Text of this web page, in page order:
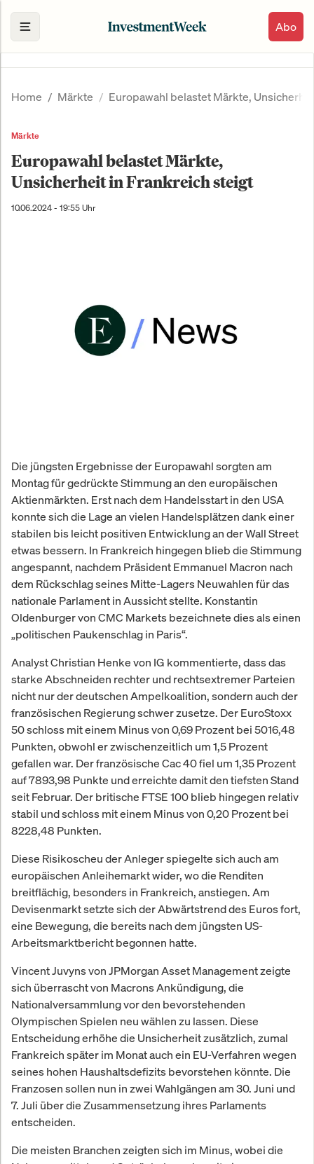
Abo
Home Märkte Europawahl belastet Märkte,
Märkte
Europawahl belastet Märkte,
Unsicherheit in Frankreich steigt
10.06.2024 - 19:55 Uhr
Die jüngsten Ergebnisse der Europawahl sorgten am
Montag für gedrückte Stimmung an den europäischen
Aktienmärkten. Erst nach dem Handelsstart in den USA
konnte sich die Lage an vielen Handelsplätzen dank einer
stabilen bis leicht positiven Entwicklung an der Wall Street
etwas bessern. In Frankreich hingegen blieb die Stimmung
angespannt, nachdem Präsident Emmanuel Macron nach
dem Rückschlag seines Mitte-Lagers Neuwahlen für das
nationale Parlament in Aussicht stellte. Konstantin
Oldenburger von CMC Markets bezeichnete dies als einen
„politischen Paukenschlag in Paris“.
Analyst Christian Henke von IG kommentierte, dass das
starke Abschneiden rechter und rechtsextremer Parteien
nicht nur der deutschen Ampelkoalition, sondern auch der
französischen Regierung schwer zusetze. Der EuroStoxx
50 schloss mit einem Minus von 0,69 Prozent bei 5016,48
Punkten, obwohl er zwischenzeitlich um 1,5 Prozent
gefallen war. Der französische Cac 40 fiel um 1,35 Prozent
auf 7893,98 Punkte und erreichte damit den tiefsten Stand
seit Februar. Der britische FTSE 100 blieb hingegen relativ
stabil und schloss mit einem Minus von 0,20 Prozent bei
8228,48 Punkten.
Diese Risikoscheu der Anleger spiegelte sich auch am
europäischen Anleihemarkt wider, wo die Renditen
breitflächig, besonders in Frankreich, anstiegen. Am
Devisenmarkt setzte sich der Abwärtstrend des Euros fort,
eine Bewegung, die bereits nach dem jüngsten US-
Arbeitsmarktbericht begonnen hatte.
Vincent Juvyns von JPMorgan Asset Management zeigte
sich überrascht von Macrons Ankündigung, die
Nationalversammlung vor den bevorstehenden
Olympischen Spielen neu wählen zu lassen. Diese
Entscheidung erhöhe die Unsicherheit zusätzlich, zumal
Frankreich später im Monat auch ein EU-Verfahren wegen
seines hohen Haushaltsdefizits bevorstehen könnte. Die
Franzosen sollen nun in zwei Wahlgängen am 30. Juni und
7. Juli über die Zusammensetzung ihres Parlaments
entscheiden.
Die meisten Branchen zeigten sich im Minus, wobei die